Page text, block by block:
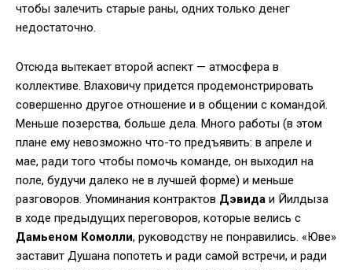
чтобы залечить старые раны, одних только денег
недостаточно.
Отсюда вытекает второй аспект — атмосфера в
коллективе. Влаховичу придется продемонстрировать
совершенно другое отношение и в общении с командой.
Меньше позерства, больше дела. Много работы (в этом
плане ему невозможно что-то предъявить: в апреле и
мае, ради того чтобы помочь команде, он выходил на
поле, будучи далеко не в лучшей форме) и меньше
разговоров. Упоминания контрактов Дэвида и Йилдыза
в ходе предыдущих переговоров, которые велись с
Дамьеном Комолли, руководству не понравились. «Юве»
заставит Душана попотеть и ради самой встречи, и ради